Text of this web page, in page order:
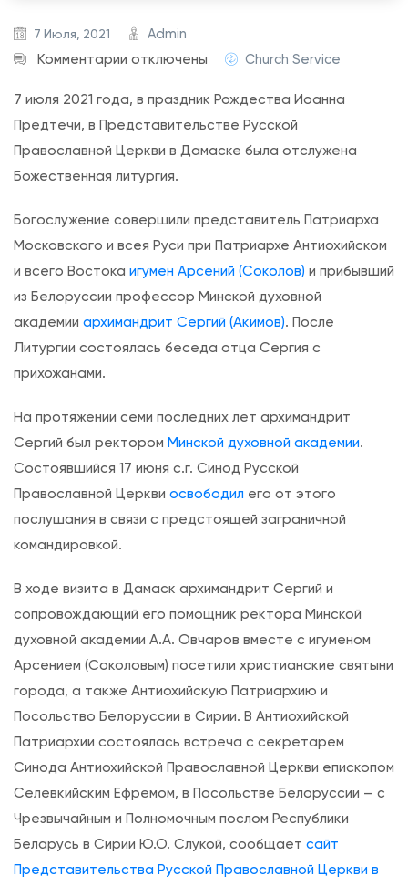
7 Июля, 2021
Admin
Комментарии к
а
п
и
с
р
ь
е
Р
у
к
о
й
Ц
е
р
к
в
и
в
Д
а
отключены Church Service
7 июля 2021 года, в праздник Рождества Иоанна
Предтечи, в Представительстве Русской
Православной Церкви в Дамаске была отслужена
Божественная литургия.
Богослужение совершили представитель Патриарха
Московского и всея Руси при Патриархе Антиохийском
и всего Востока игумен Арсений (Соколов) и прибывший
из Белоруссии профессор Минской духовной
академии архимандрит Сергий (Акимов). После
Литургии состоялась беседа отца Сергия с
прихожанами.
На протяжении семи последних лет архимандрит
Сергий был ректором Минской духовной академии.
Состоявшийся 17 июня с.г. Синод Русской
Православной Церкви освободил его от этого
послушания в связи с предстоящей заграничной
командировкой.
В ходе визита в Дамаск архимандрит Сергий и
сопровождающий его помощник ректора Минской
духовной академии А.А. Овчаров вместе с игуменом
Арсением (Соколовым) посетили христианские святыни
города, а также Антиохийскую Патриархию и
Посольство Белоруссии в Сирии. В Антиохийской
Патриархии состоялась встреча с секретарем
Синода Антиохийской Православной Церкви епископом
Селевкийским Ефремом, в Посольстве Белоруссии — с
Чрезвычайным и Полномочным послом Республики
Беларусь в Сирии Ю.О. Слукой, сообщает сайт
Представительства Русской Православной Церкви в